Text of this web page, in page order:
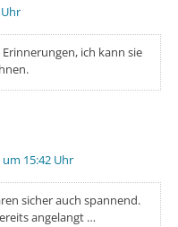
ich kann sie
15:42 Uhr
sicher auch spannend.
angelangt …